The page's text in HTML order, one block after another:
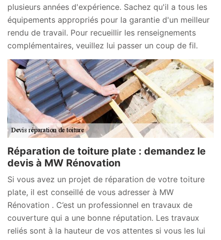
plusieurs années d'expérience. Sachez qu'il a tous les
équipements appropriés pour la garantie d'un meilleur
rendu de travail. Pour recueillir les renseignements
complémentaires, veuillez lui passer un coup de fil.
Réparation de toiture plate : demandez le
devis à MW Rénovation
Si vous avez un projet de réparation de votre toiture
plate, il est conseillé de vous adresser à MW
Rénovation . C’est un professionnel en travaux de
couverture qui a une bonne réputation. Les travaux
reliés sont à la hauteur de vos attentes si vous les lui